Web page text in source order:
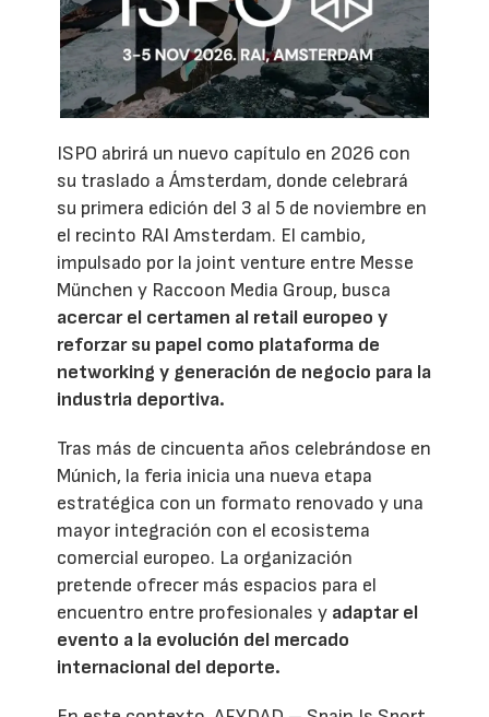
ISPO abrirá un nuevo capítulo en 2026 con
su traslado a Ámsterdam, donde celebrará
su primera edición del 3 al 5 de noviembre en
el recinto RAI Amsterdam. El cambio,
impulsado por la joint venture entre Messe
München y Raccoon Media Group, busca
acercar el certamen al retail europeo y
reforzar su papel como plataforma de
networking y generación de negocio para la
industria deportiva.
Tras más de cincuenta años celebrándose en
Múnich, la feria inicia una nueva etapa
estratégica con un formato renovado y una
mayor integración con el ecosistema
comercial europeo. La organización
pretende ofrecer más espacios para el
encuentro entre profesionales y adaptar el
evento a la evolución del mercado
internacional del deporte.